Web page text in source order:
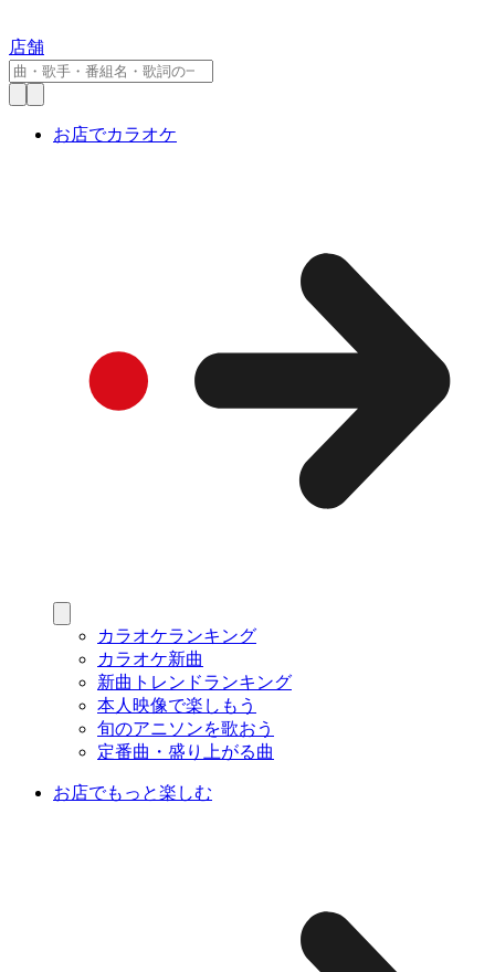
店舗
お店でカラオケ
カラオケランキング
カラオケ新曲
新曲トレンドランキング
本人映像で楽しもう
旬のアニソンを歌おう
定番曲・盛り上がる曲
お店でもっと楽しむ